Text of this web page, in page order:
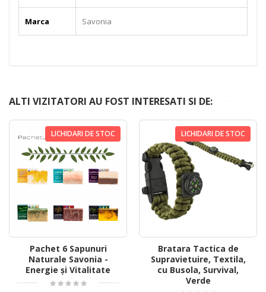
Marca Savonia
ALTI VIZITATORI AU FOST INTERESATI SI DE:
LICHIDARI DE STOC
Pachet 6 Sapunuri
Naturale Savonia -
Energie și Vitalitate
LICHIDARI DE STOC
Bratara Tactica de
Supravietuire, Textila,
cu Busola, Survival,
Verde